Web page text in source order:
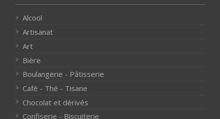
Alcool
Artisanat
Art
Bière
Boulangerie - Pâtisserie
Café - Thé - Tisane
Chocolat et dérivés
Confiserie - Biscuiterie